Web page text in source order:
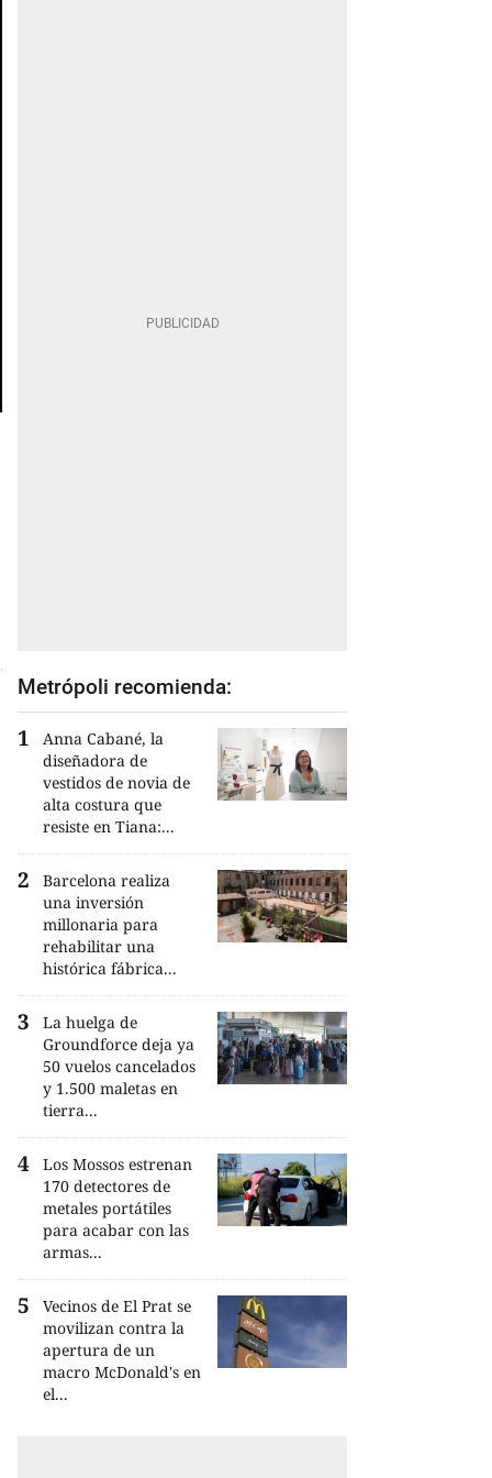
Metrópoli recomienda:
Anna Cabané, la
diseñadora de
vestidos de novia de
alta costura que
resiste en Tiana:...
Barcelona realiza
una inversión
millonaria para
rehabilitar una
histórica fábrica...
La huelga de
Groundforce deja ya
50 vuelos cancelados
y 1.500 maletas en
tierra...
Los Mossos estrenan
170 detectores de
metales portátiles
para acabar con las
armas...
Vecinos de El Prat se
movilizan contra la
apertura de un
macro McDonald's en
el...